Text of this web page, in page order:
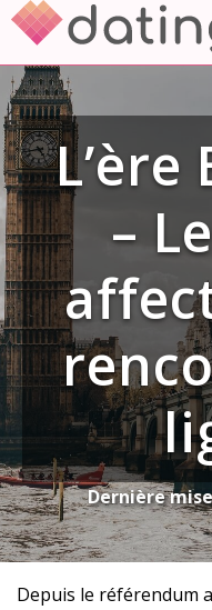
Aller
contenu
–
Dernière
Depuis le référendum